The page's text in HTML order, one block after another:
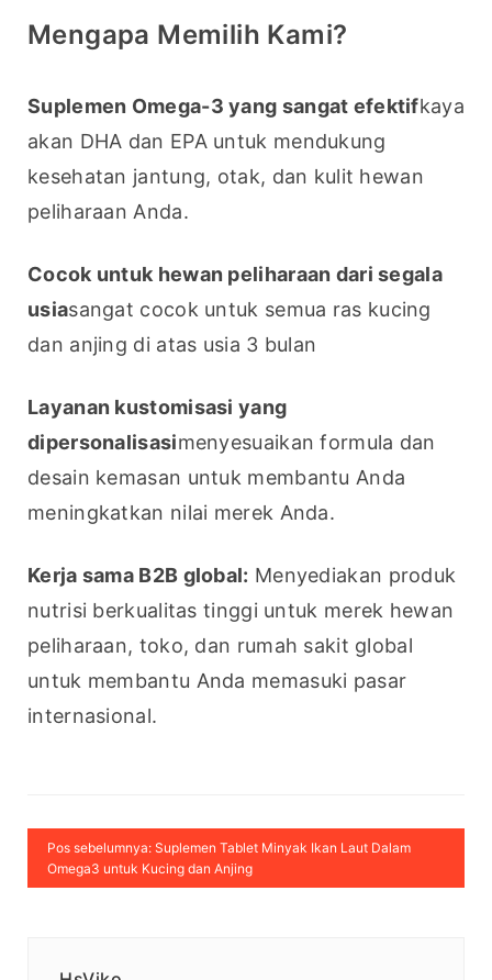
Mengapa Memilih Kami?
Suplemen Omega-3 yang sangat efektifkaya
akan DHA dan EPA untuk mendukung
kesehatan jantung, otak, dan kulit hewan
peliharaan Anda.
Cocok untuk hewan peliharaan dari segala
usiasangat cocok untuk semua ras kucing
dan anjing di atas usia 3 bulan
Layanan kustomisasi yang
dipersonalisasimenyesuaikan formula dan
desain kemasan untuk membantu Anda
meningkatkan nilai merek Anda.
Kerja sama B2B global: Menyediakan produk
nutrisi berkualitas tinggi untuk merek hewan
peliharaan, toko, dan rumah sakit global
untuk membantu Anda memasuki pasar
internasional.
Pos sebelumnya: Suplemen Tablet Minyak Ikan Laut Dalam
Omega3 untuk Kucing dan Anjing